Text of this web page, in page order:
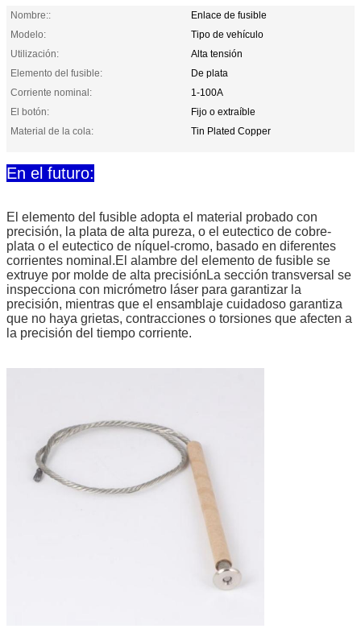
Nombre::
Enlace de fusible
Modelo:
Tipo de vehículo
Utilización:
Alta tensión
Elemento del fusible:
De plata
Corriente nominal:
1-100A
El botón:
Fijo o extraíble
Material de la cola:
Tin Plated Copper
En el futuro:
El elemento del fusible adopta el material probado con
precisión, la plata de alta pureza, o el eutectico de cobre-
plata o el eutectico de níquel-cromo, basado en diferentes
corrientes nominal.El alambre del elemento de fusible se
extruye por molde de alta precisiónLa sección transversal se
inspecciona con micrómetro láser para garantizar la
precisión, mientras que el ensamblaje cuidadoso garantiza
que no haya grietas, contracciones o torsiones que afecten a
la precisión del tiempo corriente.